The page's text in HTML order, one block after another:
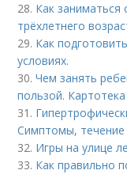
28. Как заниматься
трёхлетнего
29. Как
условиях.
30.Чем занять
пользой.
31.
Cимптомы, течение
32. Игры на улице
33. Как правильно